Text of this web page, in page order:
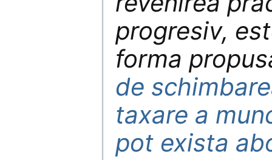
progresiv,
forma
de
taxare a
pot exista